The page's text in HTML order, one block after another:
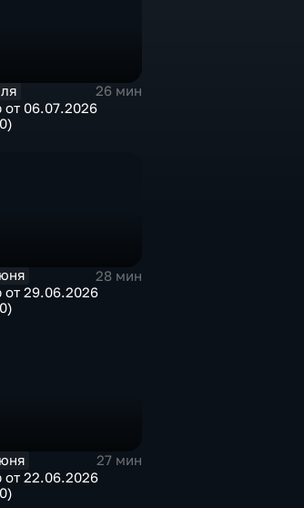
26 мин
от 06.07.2026
28 мин
от 29.06.2026
27 мин
от 22.06.2026